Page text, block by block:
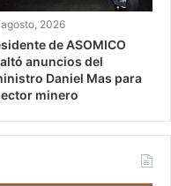
2026
de ASOMICO
anuncios del
Daniel Mas para
minero